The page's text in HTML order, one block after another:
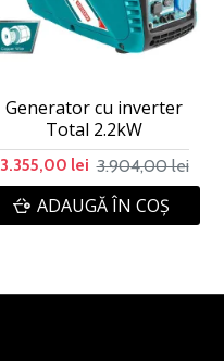
Generator cu inverter
Total 2.2kW
3.355,00 lei 3.904,00 lei
ADAUGĂ ÎN COŞ